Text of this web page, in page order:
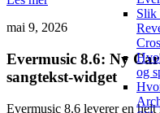
Slik
og
mai 9, 2026
Evermusic 8.6: Ny
sangtekst-widget
Evermusic 8.6 leverer en